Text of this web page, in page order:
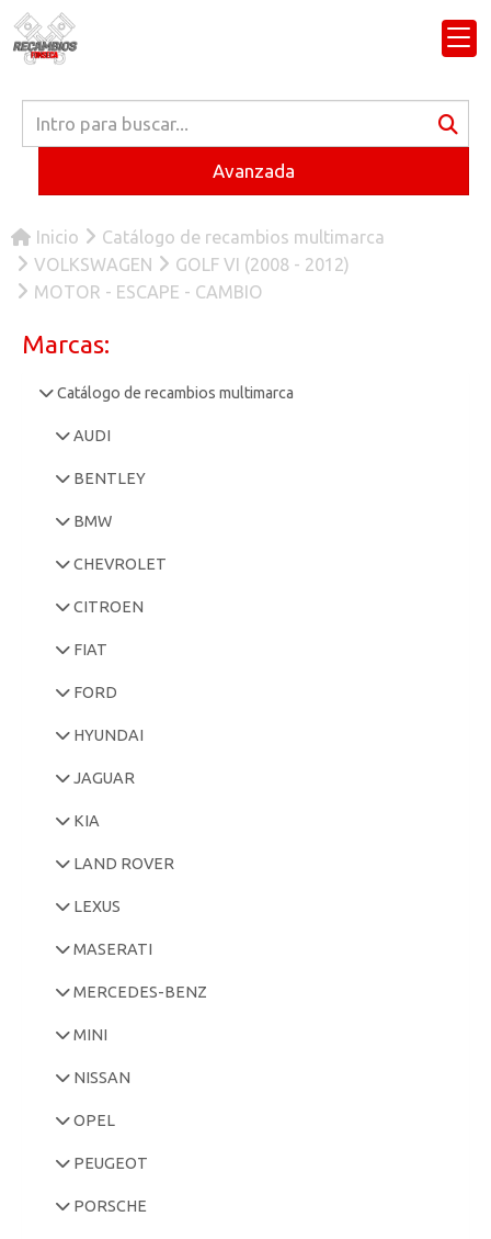
Avanzada
Inicio
Catálogo de recambios multimarca
VOLKSWAGEN
GOLF VI (2008 - 2012)
MOTOR - ESCAPE - CAMBIO
Marcas:
Catálogo de recambios multimarca
AUDI
BENTLEY
BMW
CHEVROLET
CITROEN
FIAT
FORD
HYUNDAI
JAGUAR
KIA
LAND ROVER
LEXUS
MASERATI
MERCEDES-BENZ
MINI
NISSAN
OPEL
PEUGEOT
PORSCHE